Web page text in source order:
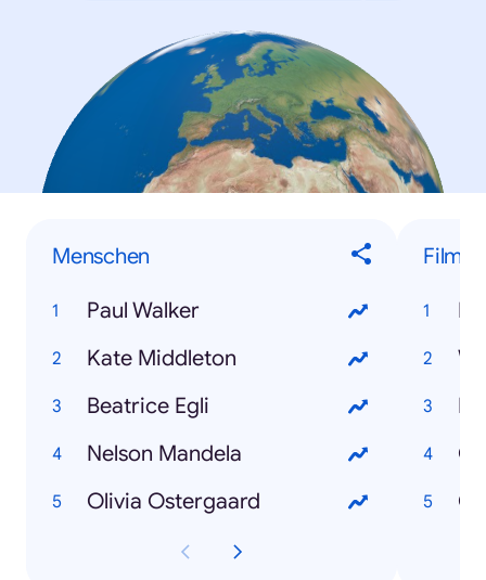
Menschen
Paul Walker
Kate Middleton
Beatrice Egli
Nelson Mandela
Olivia Ostergaard
Filme